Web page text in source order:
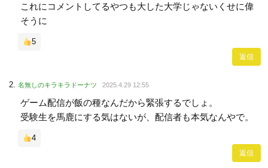
これにコメントしてるやつも大した大学じゃないくせに偉
そうに
5
返信
名無しのキラキラドーナツ 2025.4.29 12:55
ゲーム配信が飯の種なんだから緊張するでしょ。
受験生を馬鹿にする気はないが、配信者も本気なんやで。
4
返信